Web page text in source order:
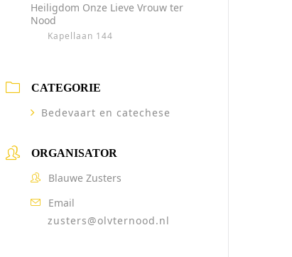
Heiligdom Onze Lieve Vrouw ter
Nood
Kapellaan 144
CATEGORIE
Bedevaart en catechese
ORGANISATOR
Blauwe Zusters
Email
zusters@olvternood.nl